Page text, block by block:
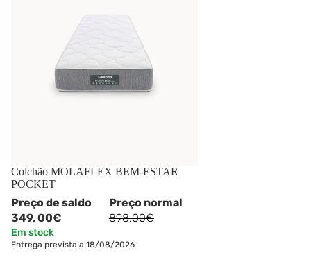
Colchão MOLAFLEX BEM-ESTAR
POCKET
Preço de saldo
349,00€
Preço normal
898,00€
Em stock
Entrega prevista a 18/08/2026